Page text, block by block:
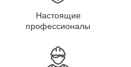
Настоящие
профессионалы